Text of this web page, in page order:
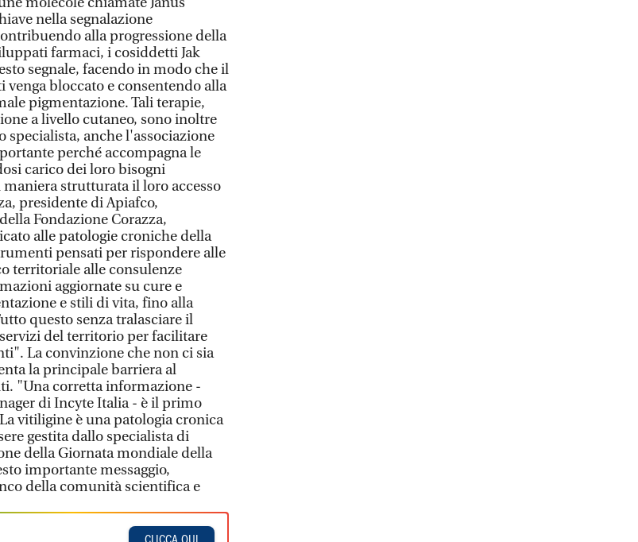
nella segnalazione
alla progressione della
farmaci, i cosiddetti Jak
segnale, facendo in modo che il
bloccato e consentendo alla
pigmentazione. Tali terapie,
a livello cutaneo, sono inoltre
specialista, anche l'associazione
perché accompagna le
carico dei loro bisogni
strutturata il loro accesso
presidente di Apiafco,
Fondazione Corazza,
alle patologie croniche della
pensati per rispondere alle
territoriale alle consulenze
aggiornate su cure e
e stili di vita, fino alla
questo senza tralasciare il
del territorio per facilitare
La convinzione che non ci sia
la principale barriera al
"Una corretta informazione -
di Incyte Italia - è il primo
vitiligine è una patologia cronica
gestita dallo specialista di
della Giornata mondiale della
importante messaggio,
della comunità scientifica e